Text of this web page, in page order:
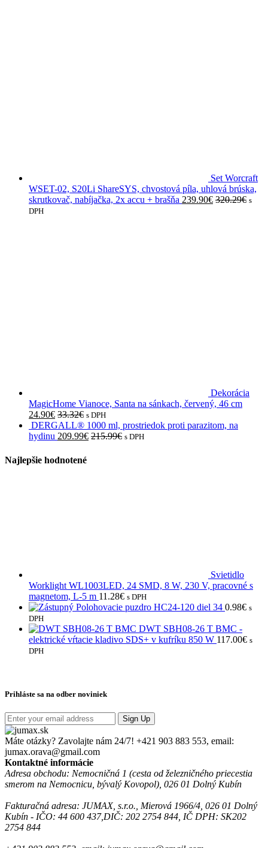
Set Worcraft
WSET-02, S20Li ShareSYS, chvostová píla, uhlová brúska,
skrutkovač, nabíjačka, 2x accu + brašňa 239.90€ 320.29€ s
DPH
Dekorácia
MagicHome Vianoce, Santa na sánkach, červený, 46 cm
24.90€ 33.32€ s DPH
DERGALL® 1000 ml, prostriedok proti parazitom, na
hydinu 209.99€ 215.99€ s DPH
Najlepšie hodnotené
Svietidlo
Worklight WL1003LED, 24 SMD, 8 W, 230 V, pracovné s
magnetom, L-5 m 11.28€ s DPH
Polohovacie puzdro HC24-120 diel 34 0.98€ s
DPH
DWT SBH08-26 T BMC -
elektrické vŕtacie kladivo SDS+ v kufríku 850 W 117.00€ s
DPH
Prihláste sa na odber noviniek
Sign Up
Máte otázky? Zavolajte nám 24/7! +421 903 883 553, email:
jumax.orava@gmail.com
Kontaktné informácie
Adresa obchodu: Nemocničná 1 (cesta od železničného priecestia
smerom na Nemocnicu, bývalý Kovopol), 026 01 Dolný Kubín
Fakturačná adresa: JUMAX, s.r.o., Mierová 1966/4, 026 01 Dolný
Kubín - IČO: 44 600 437,DIČ: 202 2754 844, IČ DPH: SK202
2754 844